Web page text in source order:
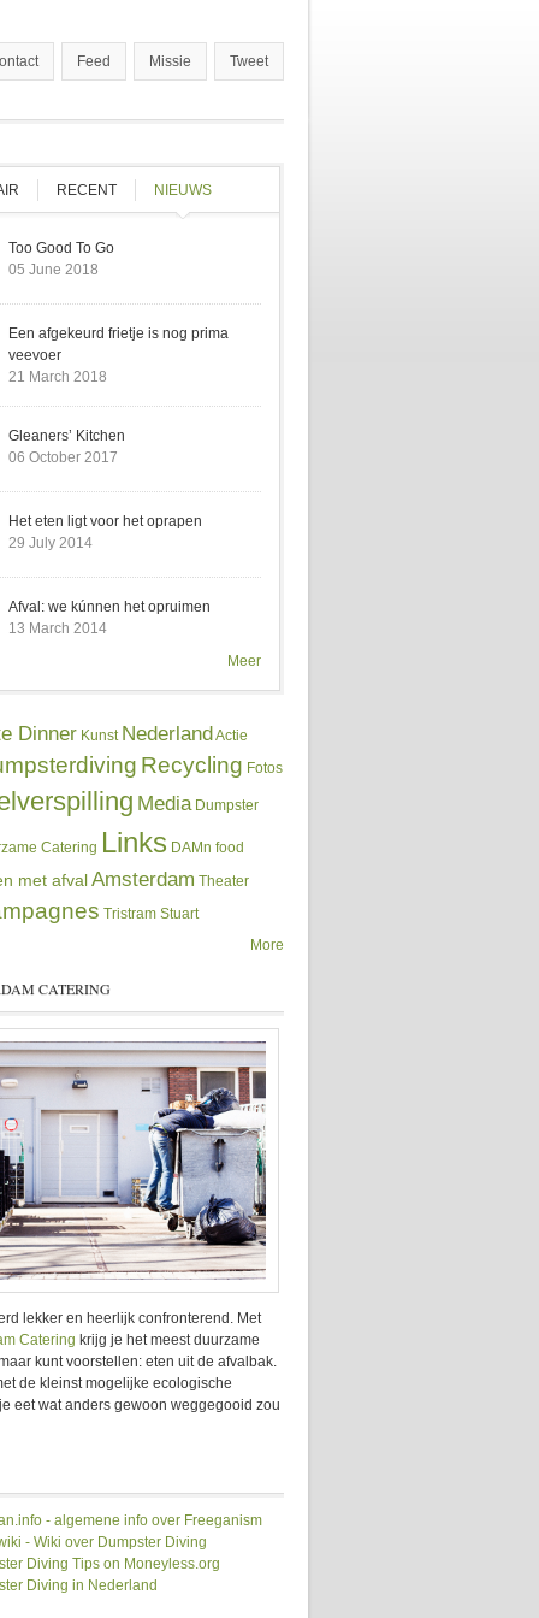
Feed Missie Tweet
RECENT NIEUWS
Too Good To Go
05 June 2018
Een afgekeurd frietje is nog prima
veevoer
21 March 2018
Gleaners’ Kitchen
06 October 2017
Het eten ligt voor het oprapen
29 July 2014
Afval: we kúnnen het opruimen
13 March 2014
Meer
Dinner Kunst NederlandActie
Recycling Fotos
Media Dumpster
Catering Links DAMn food
met afvalAmsterdam Theater
Tristram Stuart
More
CATERING
lekker en heerlijk confronterend. Met
Catering krijg je het meest duurzame
kunt voorstellen: eten uit de afvalbak.
de kleinst mogelijke ecologische
eet wat anders gewoon weggegooid zou
- algemene info over Freeganism
- Wiki over Dumpster Diving
Diving Tips on Moneyless.org
Diving in Nederland